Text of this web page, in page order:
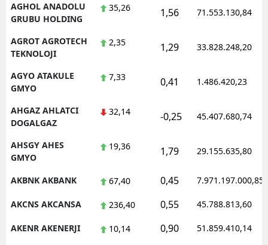
AGHOL ANADOLU
GRUBU HOLDING
35,26 1,56 71.553.130,84
AGROT AGROTECH
TEKNOLOJI
2,35 1,29 33.828.248,20
AGYO ATAKULE
GMYO
7,33 0,41 1.486.420,23
AHGAZ AHLATCI
DOGALGAZ
32,14 -0,25 45.407.680,74
AHSGY AHES
GMYO
19,36 1,79 29.155.635,80
AKBNK AKBANK 67,40 0,45 7.971.197.000,85
AKCNS AKCANSA 236,40 0,55 45.788.813,60
AKENR AKENERJI 10,14 0,90 51.859.410,14